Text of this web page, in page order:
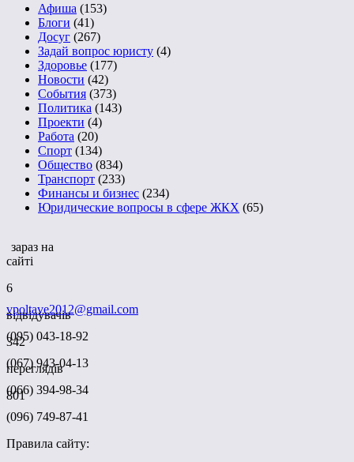
Афиша (153)
Блоги (41)
Досуг (267)
Задай вопрос юристу (4)
Здоровье (177)
Новости (42)
События (373)
Политика (143)
Проекти (4)
Работа (20)
Спорт (134)
Общество (834)
Транспорт (233)
Финансы и бизнес (234)
Юридические вопросы в сфере ЖКХ (65)
зараз на
сайті
6
відвідувачів
342
переглядів
801
vpoltave2012@gmail.com
(095) 043-18-92
(067) 943-04-13
(066) 394-98-34
(096) 749-87-41
Правила сайту: